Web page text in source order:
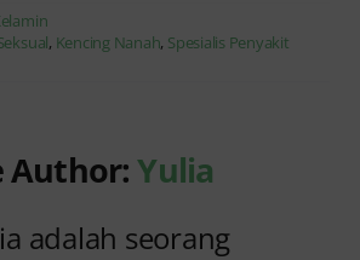
, Kencing Nanah, Spesialis Penyakit
Author:Yulia
adalah seorang